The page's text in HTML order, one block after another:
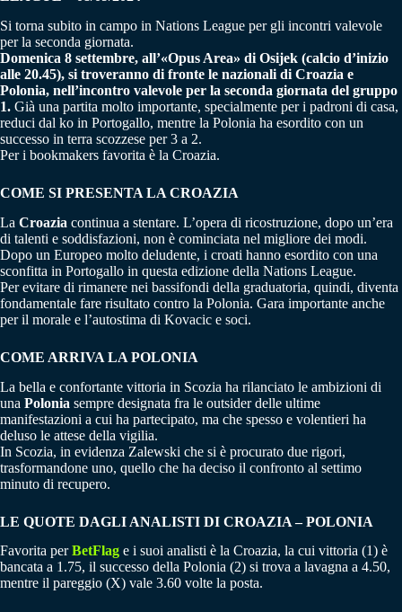
Si torna subito in campo in Nations League per gli incontri valevole
per la seconda giornata.
Domenica 8 settembre, all’«Opus Area» di Osijek (calcio d’inizio
alle 20.45), si troveranno di fronte le nazionali di Croazia e
Polonia, nell’incontro valevole per la seconda giornata del gruppo
1. Già una partita molto importante, specialmente per i padroni di casa,
reduci dal ko in Portogallo, mentre la Polonia ha esordito con un
successo in terra scozzese per 3 a 2.
Per i bookmakers favorita è la Croazia.
COME SI PRESENTA LA CROAZIA
La Croazia continua a stentare. L’opera di ricostruzione, dopo un’era
di talenti e soddisfazioni, non è cominciata nel migliore dei modi.
Dopo un Europeo molto deludente, i croati hanno esordito con una
sconfitta in Portogallo in questa edizione della Nations League.
Per evitare di rimanere nei bassifondi della graduatoria, quindi, diventa
fondamentale fare risultato contro la Polonia. Gara importante anche
per il morale e l’autostima di Kovacic e soci.
COME ARRIVA LA POLONIA
La bella e confortante vittoria in Scozia ha rilanciato le ambizioni di
una Polonia sempre designata fra le outsider delle ultime
manifestazioni a cui ha partecipato, ma che spesso e volentieri ha
deluso le attese della vigilia.
In Scozia, in evidenza Zalewski che si è procurato due rigori,
trasformandone uno, quello che ha deciso il confronto al settimo
minuto di recupero.
LE QUOTE DAGLI ANALISTI DI CROAZIA – POLONIA
Favorita perBetFlag e i suoi analisti è la Croazia, la cui vittoria (1) è
bancata a 1.75, il successo della Polonia (2) si trova a lavagna a 4.50,
mentre il pareggio (X) vale 3.60 volte la posta.